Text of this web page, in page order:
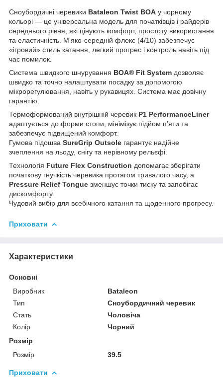
Сноубордичні черевики Bataleon Twist BOA у чорному
кольорі — це універсальна модель для початківців і райдерів
середнього рівня, які цінують комфорт, простоту використання
та еластичність. М’яко-середній флекс (4/10) забезпечує
«ігровий» стиль катання, легкий прогрес і контроль навіть під
час помилок.
Система швидкого шнурування BOA® Fit System дозволяє
швидко та точно налаштувати посадку за допомогою
мікрорегулювання, навіть у рукавицях. Система має довічну
гарантію.
Термоформований внутрішній черевик P1 PerformanceLiner
адаптується до форми стопи, мінімізує підйом п’яти та
забезпечує підвищений комфорт.
Гумова підошва SureGrip Outsole гарантує надійне
зчеплення на льоду, снігу та нерівному рельєфі.
Технологія Future Flex Construction допомагає зберігати
початкову гнучкість черевика протягом тривалого часу, а
Pressure Relief Tongue зменшує точки тиску та запобігає
дискомфорту.
Чудовий вибір для всебічного катання та щоденного прогресу.
Приховати
Характеристики
Основні
Виробник
Bataleon
Тип
Сноубордичний черевик
Стать
Чоловіча
Колір
Чорний
Розмір
Розмір
39.5
Приховати